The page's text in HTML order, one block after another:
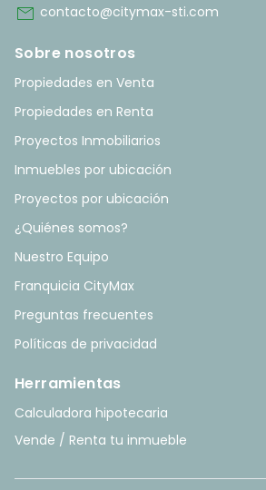
mail contacto@citymax-sti.com
Sobre nosotros
Propiedades en Venta
Propiedades en Renta
Proyectos Inmobiliarios
Inmuebles por ubicación
Proyectos por ubicación
¿Quiénes somos?
Nuestro Equipo
Franquicia CityMax
Preguntas frecuentes
Políticas de privacidad
Herramientas
Calculadora hipotecaria
Vende / Renta tu inmueble